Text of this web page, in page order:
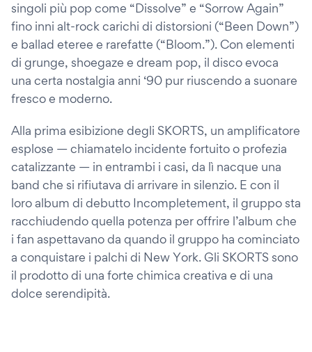
singoli più pop come “Dissolve” e “Sorrow Again”
fino inni alt-rock carichi di distorsioni (“Been Down”)
e ballad eteree e rarefatte (“Bloom.”). Con elementi
di grunge, shoegaze e dream pop, il disco evoca
una certa nostalgia anni ‘90 pur riuscendo a suonare
fresco e moderno.
Alla prima esibizione degli SKORTS, un amplificatore
esplose — chiamatelo incidente fortuito o profezia
catalizzante — in entrambi i casi, da lì nacque una
band che si rifiutava di arrivare in silenzio. E con il
loro album di debutto Incompletement, il gruppo sta
racchiudendo quella potenza per offrire l’album che
i fan aspettavano da quando il gruppo ha cominciato
a conquistare i palchi di New York. Gli SKORTS sono
il prodotto di una forte chimica creativa e di una
dolce serendipità.